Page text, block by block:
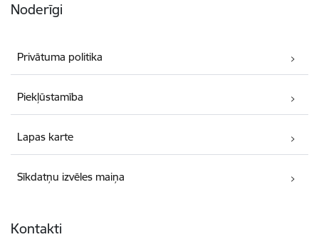
Noderīgi
Privātuma politika
Piekļūstamība
Lapas karte
Sīkdatņu izvēles maiņa
Kontakti